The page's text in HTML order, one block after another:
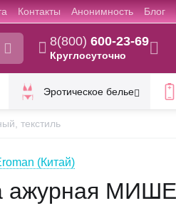
Контакты Анонимность Блог
8(800) 600-23-69
Круглосуточно
Эротическое белье
текстиль
(Китай)
ажурная